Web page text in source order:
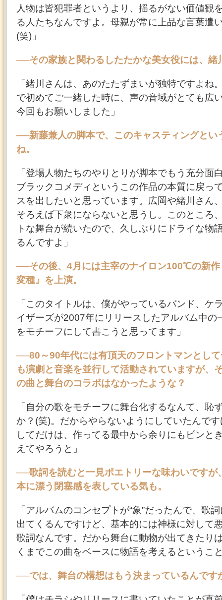
人物は皆犯罪者というより、揺るがない価値観
る人たちなんですよ。母親が常に上品な言葉遣
(笑)」
──その家族と関わるしたたかな美女役には、緒
「緒川さんは、あのたたずまいが独特ですよね
で初めてご一緒した時に、声の音域がとても広
今回もお願いしました」
──新藤兼人の脚本で、このキャスティングとい
ね。
「登場人物たちのやりとりが脚本でもう充分面
ブラックコメディというこの作品の本質に戻っ
スを出したいと思っています。広岡や緒川さん
そろえば下衆にならないと思うし。このところ
トな舞台が続いたので、久しぶりにドライな物
るんですよ」
──その後、4月には主宰のナイロン100℃の新作
変種』を上演。
「このタイトルは、僕がやっているバンド、ケ
イザーズが2007年にリリースしたアルバム中の
をモチーフにして書こうと思ってます」
──80～90年代には有頂天のフロントマンとし
も演劇と音楽を並行して活動されていますが、
の曲と舞台のコラボはなかったような？
「自分の歌をモチーフに舞台化するなんて、恥
か？(笑)。だからやらないようにしていたんで
してだけは、作ってる最中から余りにもピンと
えてやろうと」
──歌詞を読むと一見ポエトリーな味わいですが
本に漂う閉塞感を表している気も。
「アルバムのコンセプトが“象”だったんで、歌
出てくるんですけど、基本的には神様に対して
歌詞なんです。だから舞台に動物が出てきたり
くまでこの曲をベースに物語を考えるというこ
──では、舞台の構想はもう決まっているんです